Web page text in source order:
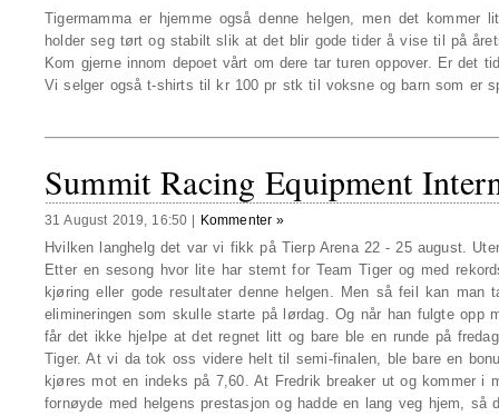
Tigermamma er hjemme også denne helgen, men det
holder seg tørt og stabilt slik at det blir gode tider å vise til på
Kom gjerne innom depoet vårt om dere tar turen oppover. Er det
Vi selger også t-shirts til kr 100 pr stk til voksne og barn som er
Summit Racing Equipment
31 August 2019, 16:50 Kommenter »
Hvilken langhelg det var vi fikk på Tierp Arena 22 - 25 august.
Etter en sesong hvor lite har stemt for Team Tiger og med
kjøring eller gode resultater denne helgen. Men så feil kan
elimineringen som skulle starte på lørdag. Og når han fulgte opp
får det ikke hjelpe at det regnet litt og bare ble en runde på
Tiger. At vi da tok oss videre helt til semi-finalen, ble bare en
kjøres mot en indeks på 7,60. At Fredrik breaker ut og kommer
fornøyde med helgens prestasjon og hadde en lang veg hjem,